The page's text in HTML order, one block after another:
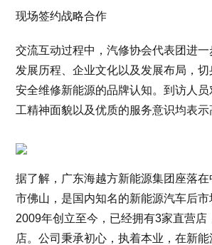
现场签约战略合作
交流互动过程中，汽修协会代表团进
发展历程、企业文化以及发展布局，
安全维修新能源的品牌认知。到访人
工精神面貌以及优质的服务意识均表示
据了解，广东海越方新能源集团座落
市佛山，是国内知名的新能源汽车后市
2009年创立至今，已经拥有3家直营店
店。公司秉承初心，执着本业，在新